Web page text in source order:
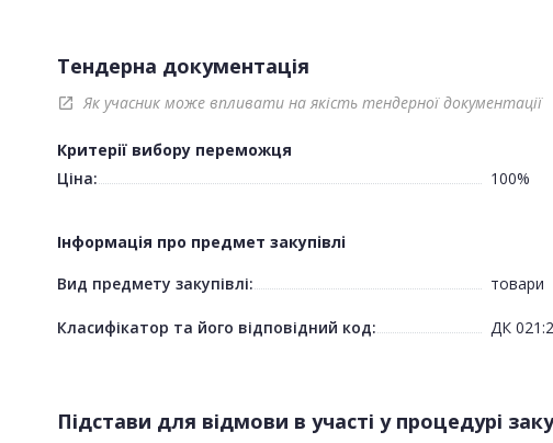
Тендерна документація
open_in_new Як учасник може впливати на якість тендерної документації
Критерії вибору переможця
Ціна:
100%
Інформація про предмет закупівлі
Вид предмету закупівлі:
товари
Класифікатор та його відповідний код: ДК
Підстави для відмови в участі у процедурі